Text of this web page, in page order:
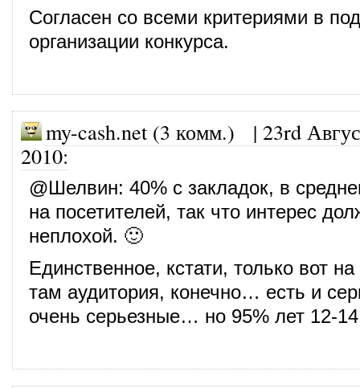
Согласен со всеми критериями в
организации конкурса.
my-cash.net (3 комм.) | 23rd
2010:
@Шелвин: 40% с закладок, в
на посетителей, так что интерес
неплохой. 🙂
Единственное, кстати, только вот
там аудитория, конечно… есть и
очень серьезные… но 95% лет 12-